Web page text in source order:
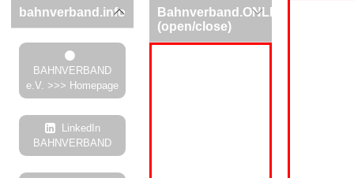
bahnverband.info
BAHNVERBAND
e.V. >>> Homepage
LinkedIn
BAHNVERBAND
Bahnverband.ONLINE
(open/close)